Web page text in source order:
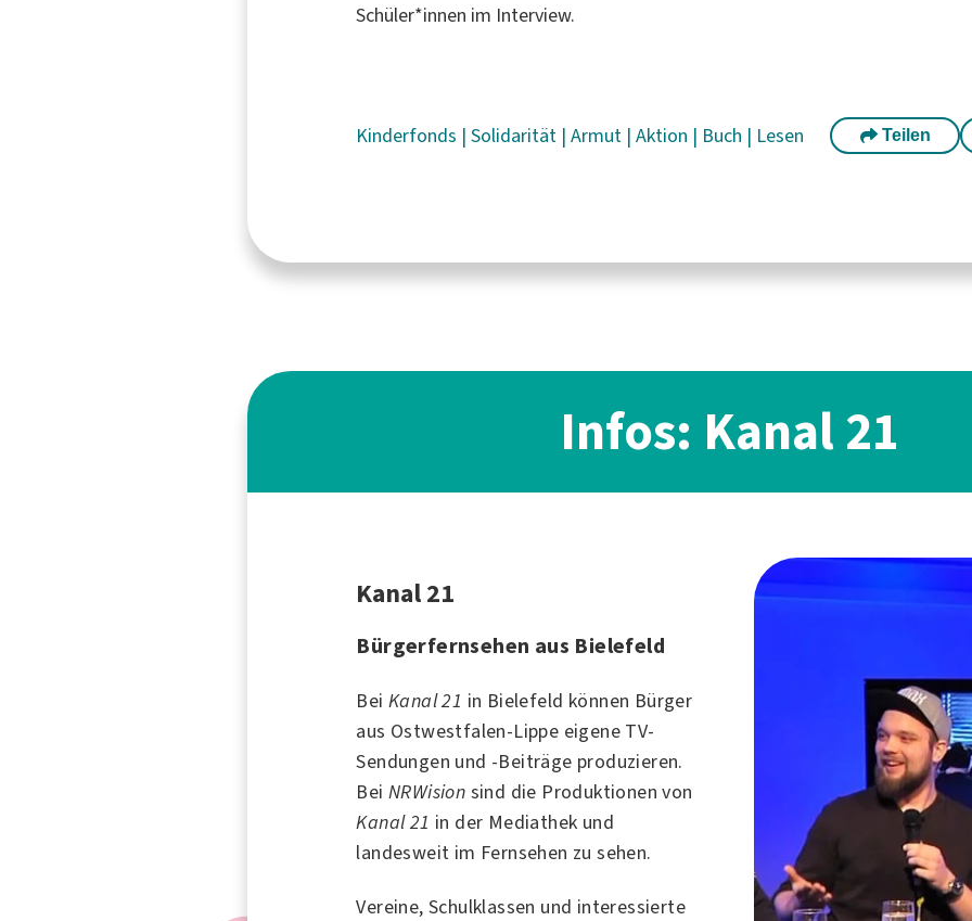
Schüler*innen im Interview.
Kinderfonds |Solidarität |Armut |Aktion | Buch | Lesen Teilen
Infos: Kanal 21
Kanal 21
Bürgerfernsehen aus Bielefeld
BeiKanal 21 in Bielefeld können Bürger
aus Ostwestfalen-Lippe eigene TV-
Sendungen und -Beiträge produzieren.
BeiNRWision sind die Produktionen von
Kanal 21 in der Mediathek und
landesweit im Fernsehen zu sehen.
Vereine, Schulklassen und interessierte